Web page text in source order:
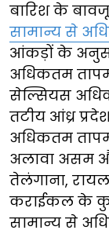
बारिश के
सामान्य से
आंकड़ों के
अधिकतम
सेल्सियस
तटीय आंध्र
अधिकतम
अलावा असम
तेलंगाना,
कराईकल के
सामान्य से